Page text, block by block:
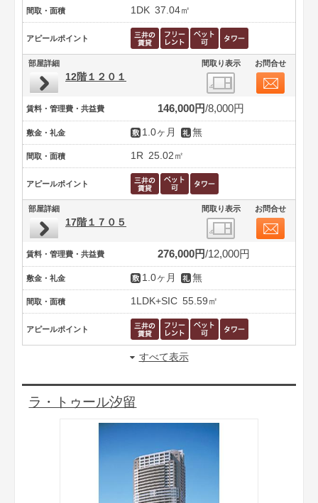
間取・面積 1DK 37.04㎡
アピールポイント
部屋詳細 間取り表示 お問合せ
12階１２０１
賃料・管理費・共益費 146,000円 8,000円
敷金・礼金 1.0ヶ月 無
間取・面積 1R 25.02㎡
アピールポイント
部屋詳細 間取り表示 お問合せ
17階１７０５
賃料・管理費・共益費 276,000円 12,000円
敷金・礼金 1.0ヶ月 無
間取・面積 1LDK+SIC 55.59㎡
アピールポイント
すべて表示
ラ・トゥール汐留